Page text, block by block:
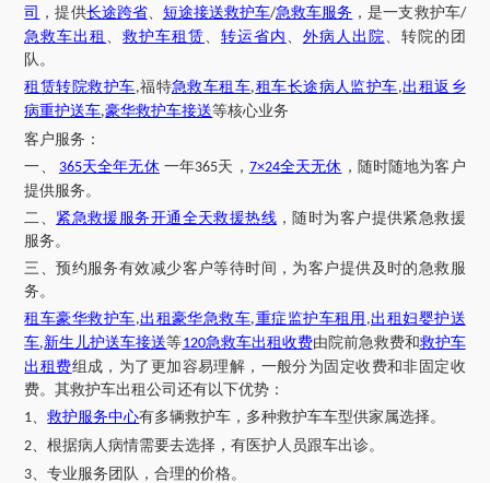
司
，提供长途跨省、 短途接送救护车/急救车服务 ，是一支救护车/
急救车出租 、救护车租赁、转运省内 、 外病人出院、转院的团
队。
租赁转院救护车,福特急救车租车,租车长途病人监护车,出租返乡
病重护送车,豪华救护车接送等核心业务
客户服务：
一、
365天全年无休一年365天， 7×24全天无休 ，随时随地为客户
提供服务。
二、 紧急救援服务开通全天救援热线 ，随时为客户提供紧急救援
服务。
三、预约服务有效减少客户等待时间，为客户提供及时的急救服
务。
租车豪华救护车,出租豪华急救车,重症监护车租用 ,出租妇婴护送
车,新生儿护送车接送等120急救车出租收费由院前急救费和救护车
出租费组成，为了更加容易理解，一般分为固定收费和非固定收
费。其救护车出租公司还有以下优势：
1、救护服务中心有多辆救护车，多种救护车车型供家属选择。
2、根据病人病情需要去选择，有医护人员跟车出诊。
3、专业服务团队，合理的价格。